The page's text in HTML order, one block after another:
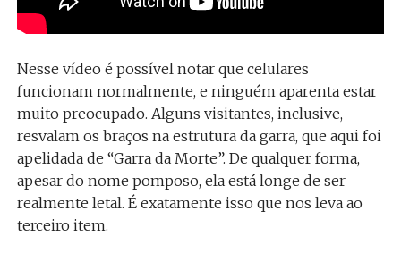
Nesse vídeo é possível notar que celulares
funcionam normalmente, e ninguém aparenta estar
muito preocupado. Alguns visitantes, inclusive,
resvalam os braços na estrutura da garra, que aqui foi
apelidada de “Garra da Morte”. De qualquer forma,
apesar do nome pomposo, ela está longe de ser
realmente letal. É exatamente isso que nos leva ao
terceiro item.